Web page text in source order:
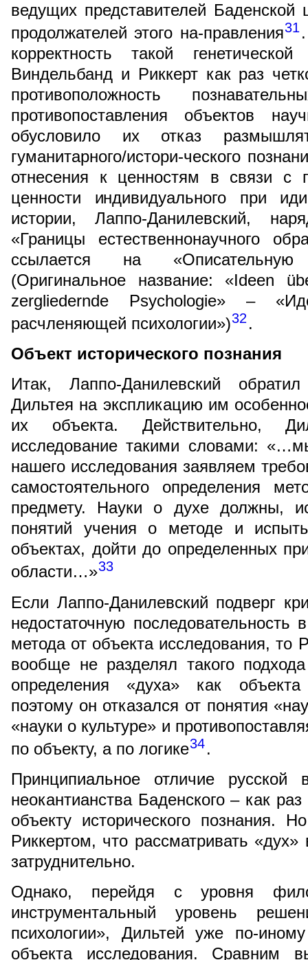
ведущих представителей Баденской
продолжателей этого на-правления31
корректность такой
Виндельбанд и Риккерт как раз
противоположность
противопоставления объектов
обусловило их отказ
гуманитарного/истори-ческого
отнесения к ценностям в связи с
ценности индивидуального при
истории, Лаппо-Данилевский,
«Границы естественнонаучного
ссылается на
(Оригинальное название: «Ideen
zergliedernde Psychologie» –
расчленяющей психологии»)32.
Объект исторического познания
Итак, Лаппо-Данилевский
Дильтея на экспликацию им
их объекта. Действительно,
исследование такими словами:
нашего исследования заявляем
самостоятельного определения
предмету. Науки о духе должны,
понятий учения о методе и
объектах, дойти до определенных
области…»33
Если Лаппо-Данилевский подверг
недостаточную последовательность
метода от объекта исследования, то
вообще не разделял такого
определения «духа» как объекта
поэтому он отказался от понятия
«науки о культуре» и
по объекту, а по логике34.
Принципиальное отличие русской
неокантианства Баденского – как
объекту исторического познания.
Риккертом, что рассматривать
затруднительно.
Однако, перейдя с уровня
инструментальный уровень
психологии», Дильтей уже по-
объекта исследования. Сравним